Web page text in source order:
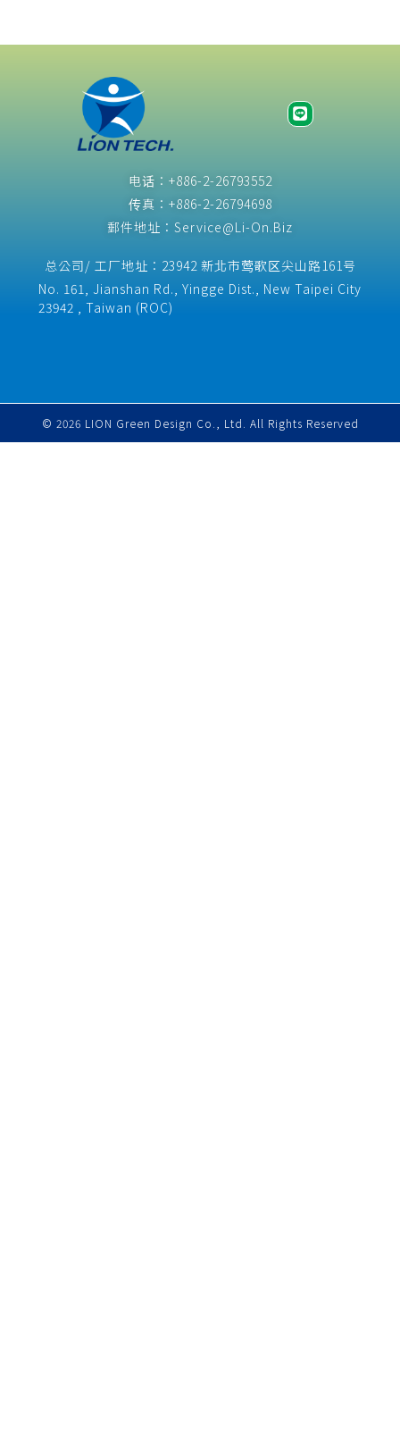
逸晟指出，目前华城电
（FinFET）技术，进一
步强化欧洲半导体制造
元，包括股权注资、借
债、以及欧盟和德国政
府的支持。 台积电利用
析、物联网、人工智能
低碳足迹；兹简略介绍
如下： (一)智慧电网与
电力分配，降低能源浪
（EMS）利用AI和大数
据分析，实现能源消耗
(二)物联网（IoT）技
术： 1、IoT设备广泛应
说，未来从加拿大边界
（range anxiety）。
宾士要在全球设置2000
百岁德国车商雄心计画
的一部分：2030年前，
斥资10亿美元在全球打
造2000个电动车充电中
宾士称之为「高功率充
电网」（Mercedes-
交通廊道」。 该合作的
背景，是美国电动车销
售成长低于预期，并撞
常会提到黑天鹅效应。
（Nassim Nicholas
Taleb）于2007年出版
难以预料且冲击力大的
事件」而当它真的发生
之后，人们往往会对它
产生「后见之明」，并
且企图对它的出现做出
某种合理的解释。根据
东方线上调查，许多新
牌主，尝试以绿作为诉
求传递品牌价值，吸引
同样认同绿色理念的消
系统方面的整合与技术
有所突破，他透过期刊
年的合作缘分⋯⋯ 从期
刊论文里「加好友」，
跨国合作超展开之初 张
逾30年，是台湾化合物
半导体产业的先驱，氮
化镓研究亦为近来的研
谈及与德国的合作，张
电话：+886-2-26793552
传真：+886-2-26794698
郵件地址：Service@Li-On.Biz
总公司/ 工厂地址：23942 新北市莺歌区尖山路161号
No. 161, Jianshan Rd., Yingge Dist., New Taipei City
23942 , Taiwan (ROC)​
© 2026 LION Green Design Co., Ltd. All Rights Reserved